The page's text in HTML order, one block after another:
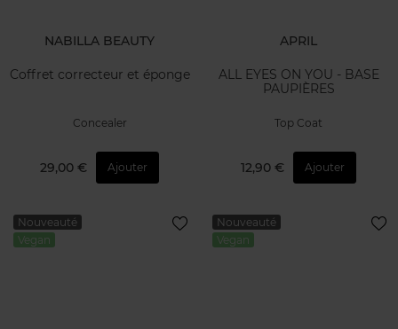
NABILLA BEAUTY
Coffret correcteur et éponge
Concealer
29,00 € Ajouter
APRIL
ALL EYES ON YOU - BASE
PAUPIÈRES
Top Coat
12,90 € Ajouter
Nouveauté
Vegan
Nouveauté
Vegan